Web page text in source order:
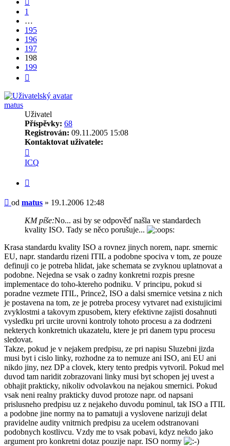
1
…
195
196
197
198
199
matus
Uživatel
Příspěvky: 68
Registrován: 09.11.2005 15:08
Kontaktovat uživatele:
uživatele
matus
ICQ
Příspěvek
od matus » 19.1.2006 12:48
KM píše:No... asi by se odpověď našla ve standardech
kvality ISO. Tady se něco porušuje...
Krasa standardu kvality ISO a rovnez jinych norem, napr. smernic
EU, napr. standardu rizeni ITIL a podobne spociva v tom, ze pouze
definuji co je potreba hlidat, jake schemata se zvyknou uplatnovat a
podobne. Nejedna se vsak o zadny konkretni rozpis presne
implementace do toho-ktereho podniku. V principu, pokud si
poradne vezmete ITIL, Prince2, ISO a dalsi smernice vetsina z nich
je postavena na tom, ze je potreba procesy vytvaret nad existujicimi
zvyklostmi a takovym zpusobem, ktery efektivne zajisti dosahnuti
vysledku pri urcite urovni kontroly tohoto procesu a za dodrzeni
nekterych konkretnich ukazatelu, ktere je pri danem typu procesu
sledovat.
Takze, pokud je v nejakem predpisu, ze pri napisu Sluzebni jizda
musi byt i cislo linky, rozhodne za to nemuze ani ISO, ani EU ani
nikdo jiny, nez DP a clovek, ktery tento predpis vytvoril. Pokud mel
duvod tam naridit zobrazovani linky musi byt schopen jej uvest a
obhajit prakticky, nikoliv odvolavkou na nejakou smernici. Pokud
vsak neni realny prakticky duvod protoze napr. od napsani
prislusneho predpisu uz z nejakeho duvodu pominul, tak ISO a ITIL
a podobne jine normy na to pamatuji a vyslovene narizuji delat
pravidelne audity vnitrnich predpisu za ucelem odstranovani
podobnych kostlivcu. Vzdy me to vsak pobavi, kdyz nekdo jako
argument pro konkretni dotaz pouzije napr. ISO normy